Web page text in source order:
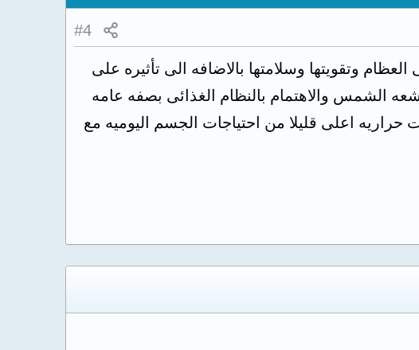
#4
وتقويتها وسلامتها بالاضافه الى تأثيره على
الشمس والاهتمام بالنظام الغذائى بصفه عامه
اعلى قليلا من احتياجات الجسم اليوميه مع